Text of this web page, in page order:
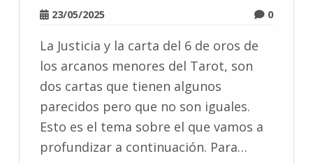
23/05/2025 0
La Justicia y la carta del 6 de oros de
los arcanos menores del Tarot, son
dos cartas que tienen algunos
parecidos pero que no son iguales.
Esto es el tema sobre el que vamos a
profundizar a continuación. Para…